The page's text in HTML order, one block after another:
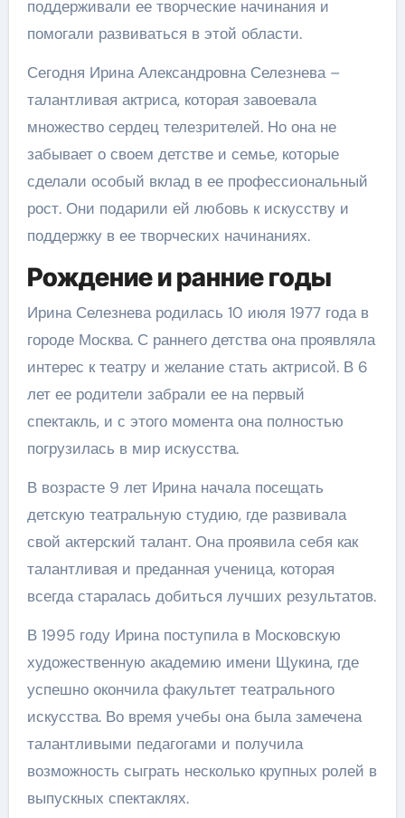
поддерживали ее творческие начинания и
помогали развиваться в этой области.
Сегодня Ирина Александровна Селезнева –
талантливая актриса, которая завоевала
множество сердец телезрителей. Но она не
забывает о своем детстве и семье, которые
сделали особый вклад в ее профессиональный
рост. Они подарили ей любовь к искусству и
поддержку в ее творческих начинаниях.
Рождение и ранние годы
Ирина Селезнева родилась 10 июля 1977 года в
городе Москва. С раннего детства она проявляла
интерес к театру и желание стать актрисой. В 6
лет ее родители забрали ее на первый
спектакль, и с этого момента она полностью
погрузилась в мир искусства.
В возрасте 9 лет Ирина начала посещать
детскую театральную студию, где развивала
свой актерский талант. Она проявила себя как
талантливая и преданная ученица, которая
всегда старалась добиться лучших результатов.
В 1995 году Ирина поступила в Московскую
художественную академию имени Щукина, где
успешно окончила факультет театрального
искусства. Во время учебы она была замечена
талантливыми педагогами и получила
возможность сыграть несколько крупных ролей в
выпускных спектаклях.